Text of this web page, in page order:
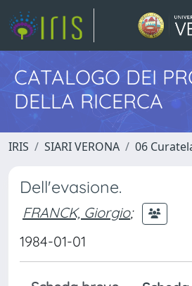
CATALOGO DEI
DELLA RICERCA
IRIS SIARI VERONA 06
Dell'evasione.
FRANCK, Giorgio;
1984-01-01